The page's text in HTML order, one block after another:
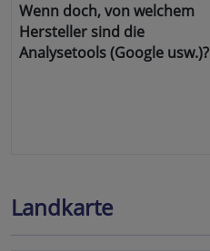
Wenn doch, von welchem
Hersteller sind die
Analysetools (Google usw.)?
Landkarte